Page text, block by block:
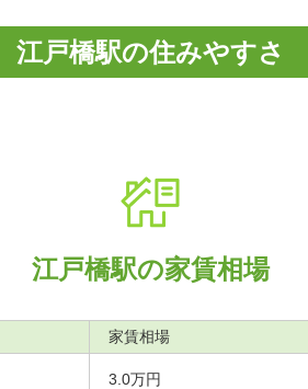
江戸橋駅の住みやすさ
江戸橋駅の家賃相場
家賃相場
3.0万円